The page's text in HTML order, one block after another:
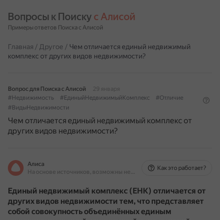
Вопросы к Поиску с Алисой
Примеры ответов Поиска с Алисой
Главная / Другое / Чем отличается единый недвижимый
комплекс от других видов недвижимости?
Вопрос для Поиска с Алисой
29 января
#Недвижимость
#ЕдиныйНедвижимыйКомплекс
#Отличие
#ВидыНедвижимости
Чем отличается единый недвижимый комплекс от
других видов недвижимости?
Алиса
На основе источников, возможны неточности
Как это работает?
Единый недвижимый комплекс (ЕНК) отличается от
других видов недвижимости тем, что представляет
собой совокупность объединённых единым